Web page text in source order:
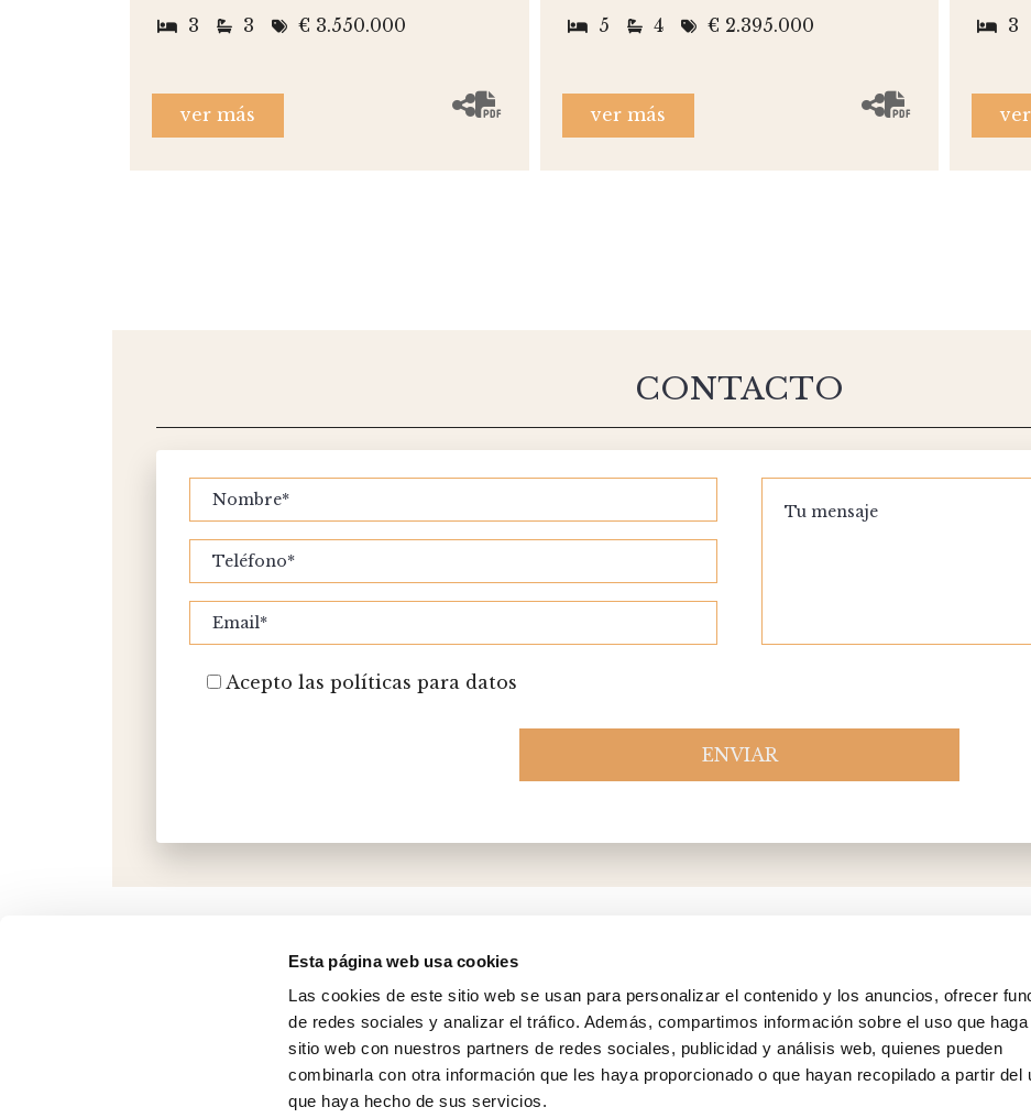
Esta página web usa cookies
Las cookies de este sitio web se usan para personalizar el contenido y los anuncios, ofrecer
de redes sociales y analizar el tráfico. Además, compartimos información sobre el uso que haga
sitio web con nuestros partners de redes sociales, publicidad y análisis web, quienes pueden
combinarla con otra información que les haya proporcionado o que hayan recopilado a partir del
que haya hecho de sus servicios.
3 3 € 3.550.000
ver más
5 4 € 2.395.000
ver más
3
CONTACTO
Acepto las políticas para datos
ENVIAR
leave
sales@cabanillasrealestate.com